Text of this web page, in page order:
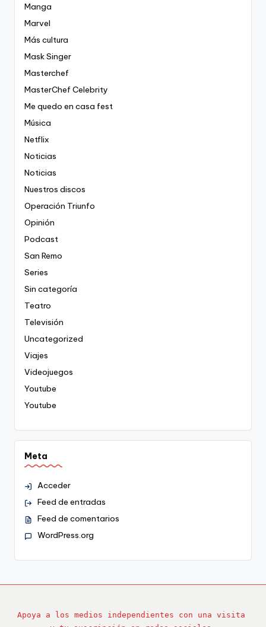
Manga
Marvel
Más cultura
Mask Singer
Masterchef
MasterChef Celebrity
Me quedo en casa fest
Música
Netflix
Noticias
Noticias
Nuestros discos
Operación Triunfo
Opinión
Podcast
San Remo
Series
Sin categoría
Teatro
Televisión
Uncategorized
Viajes
Videojuegos
Youtube
Youtube
Meta
Acceder
Feed de entradas
Feed de comentarios
WordPress.org
Apoya a los medios independientes con una visita